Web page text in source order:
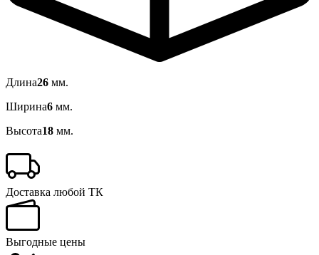
Длина26 мм.
Ширина6 мм.
Высота18 мм.
Доставка любой ТК
Выгодные цены